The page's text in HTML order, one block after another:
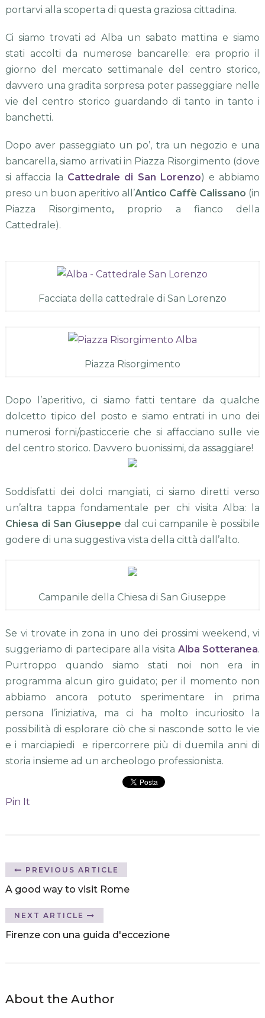
portarvi alla scoperta di questa graziosa cittadina.
Ci siamo trovati ad Alba un sabato mattina e siamo
stati accolti da numerose bancarelle: era proprio il
giorno del mercato settimanale del centro storico,
davvero una gradita sorpresa poter passeggiare nelle
vie del centro storico guardando di tanto in tanto i
banchetti.
Dopo aver passeggiato un po’, tra un negozio e una
bancarella, siamo arrivati in Piazza Risorgimento (dove
si affaccia la Cattedrale di San Lorenzo) e abbiamo
preso un buon aperitivo all’Antico Caffè Calissano (in
Piazza Risorgimento, proprio a fianco della
Cattedrale).
Facciata della cattedrale di San Lorenzo
Piazza Risorgimento
Dopo l’aperitivo, ci siamo fatti tentare da qualche
dolcetto tipico del posto e siamo entrati in uno dei
numerosi forni/pasticcerie che si affacciano sulle vie
del centro storico. Davvero buonissimi, da assaggiare!
Soddisfatti dei dolci mangiati, ci siamo diretti verso
un’altra tappa fondamentale per chi visita Alba: la
Chiesa di San Giuseppe dal cui campanile è possibile
godere di una suggestiva vista della città dall’alto.
Campanile della Chiesa di San Giuseppe
Se vi trovate in zona in uno dei prossimi weekend, vi
suggeriamo di partecipare alla visita Alba Sotteranea.
Purtroppo quando siamo stati noi non era in
programma alcun giro guidato; per il momento non
abbiamo ancora potuto sperimentare in prima
persona l’iniziativa, ma ci ha molto incuriosito la
possibilità di esplorare ciò che si nasconde sotto le vie
e i marciapiedi e ripercorrere più di duemila anni di
storia insieme ad un archeologo professionista.
Pin It
PREVIOUS ARTICLE
A good way to visit Rome
NEXT ARTICLE
Firenze con una guida d'eccezione
About the Author